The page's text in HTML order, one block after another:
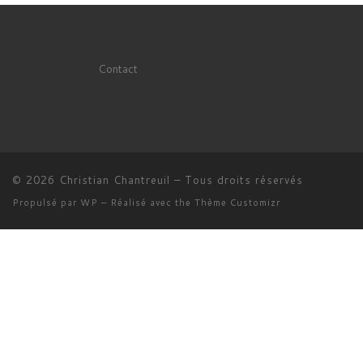
Contact
© 2026 Christian Chantreuil – Tous droits réservés
Propulsé par WP – Réalisé avec the Thème Customizr